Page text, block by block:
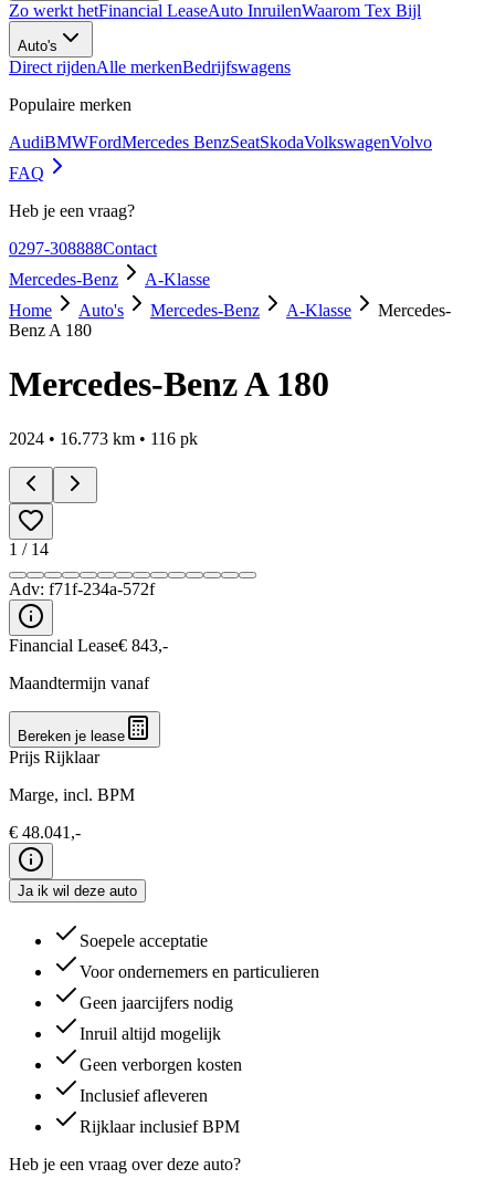
Zo werkt hetFinancial LeaseAuto InruilenWaarom Tex Bijl
Auto's
Direct rijdenAlle merkenBedrijfswagens
Populaire merken
AudiBMWFordMercedes BenzSeatSkodaVolkswagenVolvo
FAQ
Heb je een vraag?
0297-308888Contact
Mercedes-Benz
A-Klasse
Home
Auto's Mercedes-Benz A-Klasse
Mercedes-
Benz A 180
Mercedes-Benz A 180
2024 • 16.773 km • 116 pk
1 / 14
Adv: f71f-234a-572f
Financial Lease€ 843,-
Maandtermijn vanaf
Bereken je lease
Prijs Rijklaar
Marge, incl. BPM
€ 48.041 ,-
Ja ik wil deze auto
Soepele acceptatie
Voor ondernemers en particulieren
Geen jaarcijfers nodig
Inruil altijd mogelijk
Geen verborgen kosten
Inclusief afleveren
Rijklaar inclusief BPM
Heb je een vraag over deze auto?